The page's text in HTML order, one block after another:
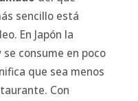
sencillo está
En Japón la
consume en poco
que sea menos
Con